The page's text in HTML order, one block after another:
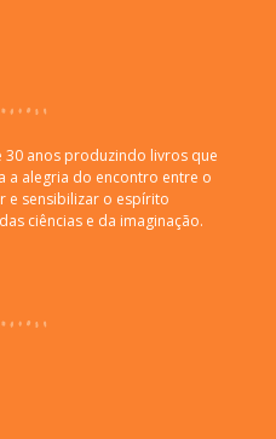
sensibilizar o espírito
ciências e da imaginação.